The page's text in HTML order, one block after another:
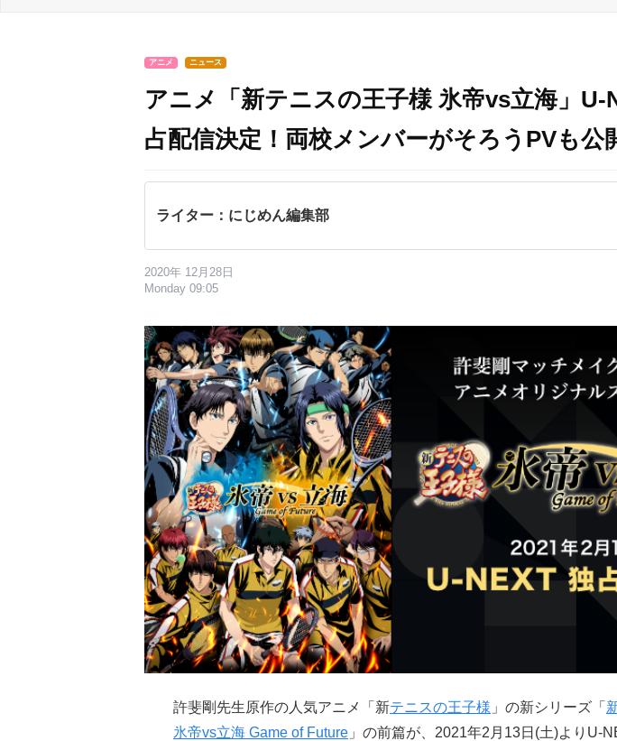
アニメ ニュース
アニメ「新テニスの王子様 氷帝vs立海」U-
占配信決定！両校メンバーがそろうPVも公
ライター：にじめん編集部
2020年 12月28日
Monday 09:05
許斐剛先生原作の人気アニメ「新テニスの王子様 」の新シリーズ「
氷帝vs立海 Game of Future 」の前篇が、2021年2月13日(土)よりU-